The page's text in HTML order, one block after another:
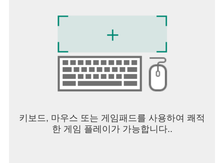
키보드, 마우스 또는 게임패드를 사용하여 쾌적
한 게임 플레이가 가능합니다..